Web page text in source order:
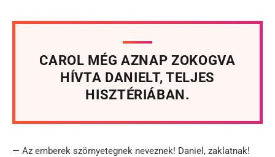
CAROL MÉG AZNAP ZOKOGVA
HÍVTA DANIELT, TELJES
HISZTÉRIÁBAN.
— Az emberek szörnyetegnek neveznek! Daniel, zaklatnak!